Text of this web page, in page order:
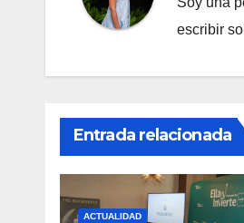
escribir
Entrada relacionada
ACTUALIDAD